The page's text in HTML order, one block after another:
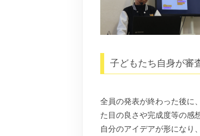
子どもたち自身が審
全員の発表が終わった後に
た目の良さや完成度等の感
自分のアイデアが形になり